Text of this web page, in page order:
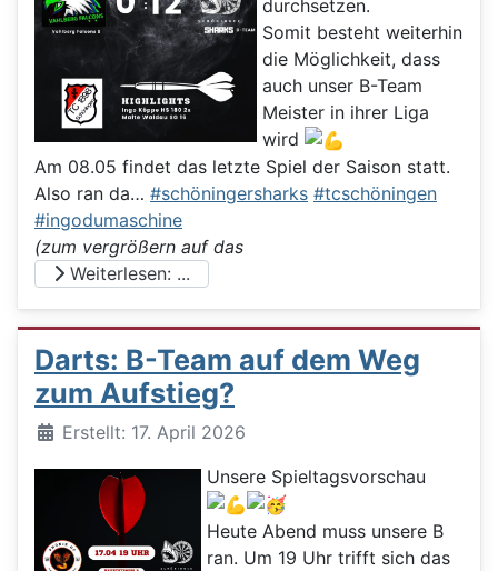
durchsetzen.
Somit besteht weiterhin
die Möglichkeit, dass
auch unser B-Team
Meister in ihrer Liga
wird
Am 08.05 findet das letzte Spiel der Saison statt.
Also ran da… #schöningersharks #tcschöningen
#ingodumaschine
(zum vergrößern auf das
Weiterlesen: ...
Darts: B-Team auf dem Weg
zum Aufstieg?
DetailsErstellt: 17. April 2026
Unsere Spieltagsvorschau
Heute Abend muss unsere B
ran. Um 19 Uhr trifft sich das